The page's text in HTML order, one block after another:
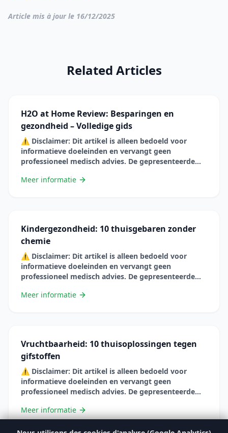
Article mis à jour le 16/12/2025
Related Articles
H2O at Home Review: Besparingen en
gezondheid – Volledige gids
⚠️ Disclaimer: Dit artikel is alleen bedoeld voor
informatieve doeleinden en vervangt geen
professioneel medisch advies. De gepresenteerde
studies, maar elke situatie is uniek. Raadpleeg altijd
plus
Meer informatie
Kindergezondheid: 10 thuisgebaren zonder
chemie
⚠️ Disclaimer: Dit artikel is alleen bedoeld voor
informatieve doeleinden en vervangt geen
professioneel medisch advies. De gepresenteerde
studies, maar elke situatie is uniek. Raadpleeg altijd
plus
Meer informatie
Vruchtbaarheid: 10 thuisoplossingen tegen
gifstoffen
⚠️ Disclaimer: Dit artikel is alleen bedoeld voor
informatieve doeleinden en vervangt geen
professioneel medisch advies. De gepresenteerde
studies, maar elke situatie is uniek. Raadpleeg altijd
een zorgprofessional voordat u uw gewoonten
Meer informatie